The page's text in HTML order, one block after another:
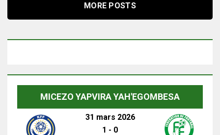
MORE POSTS
MICEZO YAPVIRA YAH'EGOMBESA
31 mars 2026
1 - 0